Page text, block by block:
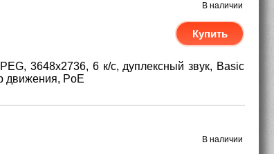
В наличии
Купить
3648x2736, 6 к/с, дуплексный звук, Basic
движения, PoE
В наличии